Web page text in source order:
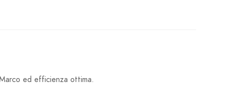
ed efficienza ottima.